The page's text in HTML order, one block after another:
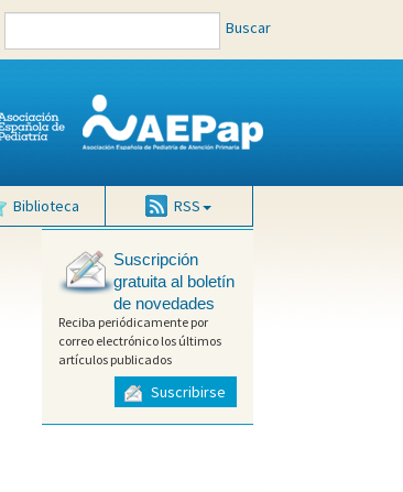
Buscar
Biblioteca RSS
Suscripción
gratuita al boletín
de novedades
Reciba periódicamente por
correo electrónico los últimos
artículos publicados
Suscribirse